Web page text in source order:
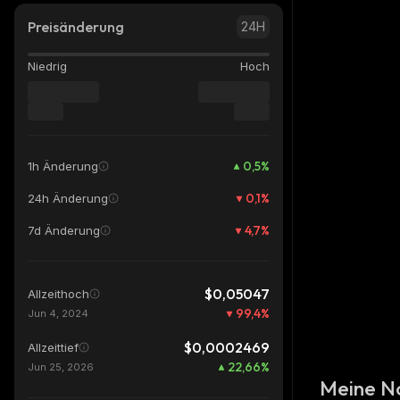
Preisänderung 24H
Niedrig Hoch
1h Änderung 0,5%
24h Änderung 0,1%
7d Änderung 4,7%
Allzeithoch $0,05047
Jun 4, 2024 99,4%
Allzeittief $0,0002469
Jun 25, 2026 22,66%
Meine